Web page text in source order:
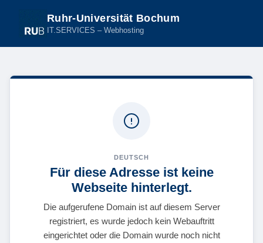
Ruhr-Universität Bochum
IT.SERVICES – Webhosting
DEUTSCH
Für diese Adresse ist keine
Webseite hinterlegt.
Die aufgerufene Domain ist auf diesem Server
registriert, es wurde jedoch kein Webauftritt
eingerichtet oder die Domain wurde noch nicht